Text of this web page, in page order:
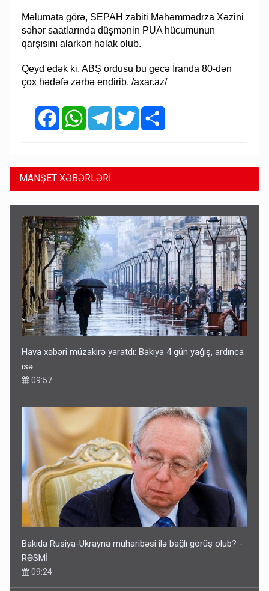
Məlumata görə, SEPAH zabiti Məhəmmədrza Xəzini
səhər saatlarında düşmənin PUA hücumunun
qarşısını alarkən həlak olub.
Qeyd edək ki, ABŞ ordusu bu gecə İranda 80-dən
çox hədəfə zərbə endirib. /axar.az/
FacebookWhatsAppTelegramTwitter
MANŞET XƏBƏRLƏRİ
Hava xəbəri müzakirə yaratdı: Bakıya 4 gün yağış, ardınca
isə…
09:57
Bakıda Rusiya-Ukrayna müharibəsi ilə bağlı görüş olub? -
RƏSMİ
09:24